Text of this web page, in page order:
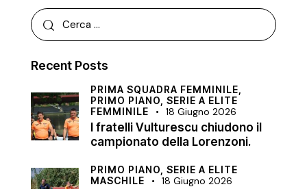
Recent Posts
PRIMA SQUADRA FEMMINILE,
PRIMO PIANO, SERIE A ELITE
FEMMINILE
18 Giugno 2026
I fratelli Vulturescu chiudono il
campionato della Lorenzoni.
PRIMO PIANO, SERIE A ELITE
MASCHILE
18 Giugno 2026